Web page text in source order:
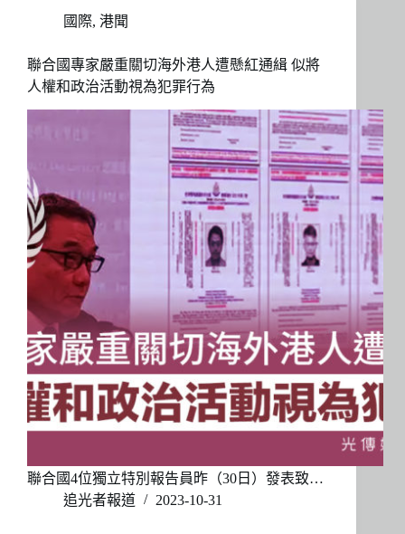
國際, 港聞
聯合國專家嚴重關切海外港人遭懸紅通緝 似將
人權和政治活動視為犯罪行為
聯合國4位獨立特別報告員昨（30日）發表致…
追光者報道
2023-10-31